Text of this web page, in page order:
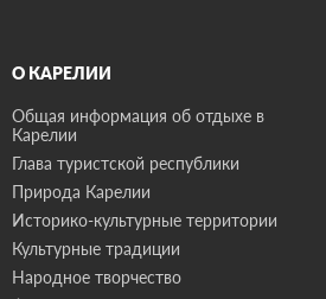
О КАРЕЛИИ
Общая информация об отдыхе в
Карелии
Глава туристской республики
Природа Карелии
Историко-культурные территории
Культурные традиции
Народное творчество